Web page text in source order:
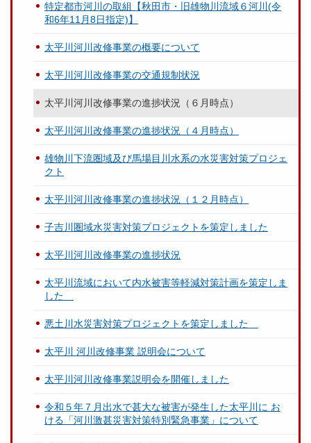
特定都市河川の取組【秋田市・旧雄物川流域６河川(令
和6年11月8日指定)】
太平川河川改修事業の概要について
太平川河川改修事業の交通規制状況
太平川河川改修事業の進捗状況（６月時点）
太平川河川改修事業の進捗状況（４月時点）
雄物川下流圏域及び馬場目川水系の水災害対策プロジェ
クト
太平川河川改修事業の進捗状況（１２月時点）
子吉川圏域水災害対策プロジェクトを策定しました
太平川河川改修事業の進捗状況
太平川流域において内水被害等軽減対策計画を策定しま
した
悪土川水災害対策プロジェクトを策定しました
太平川 河川改修事業 説明会について
太平川河川改修事業説明会を開催しました
令和５年７月出水で甚大な被害が発生した太平川に お
ける「河川激甚災害対策特別緊急事業」について